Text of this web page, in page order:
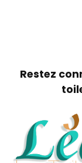
Restez